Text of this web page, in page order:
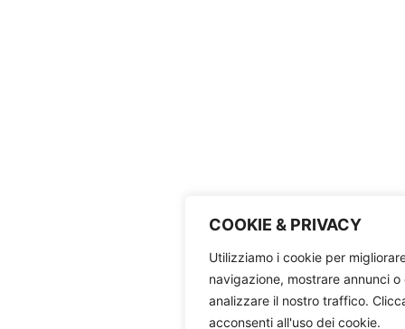
COOKIE & PRIVACY
Utilizziamo i cookie per
navigazione, mostrare annunci
analizzare il nostro traffico.
acconsenti all'uso dei cookie.